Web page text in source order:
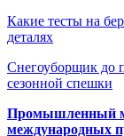
Какие тесты на
деталях
Снегоуборщик до
сезонной спешки
Промышленный
международных